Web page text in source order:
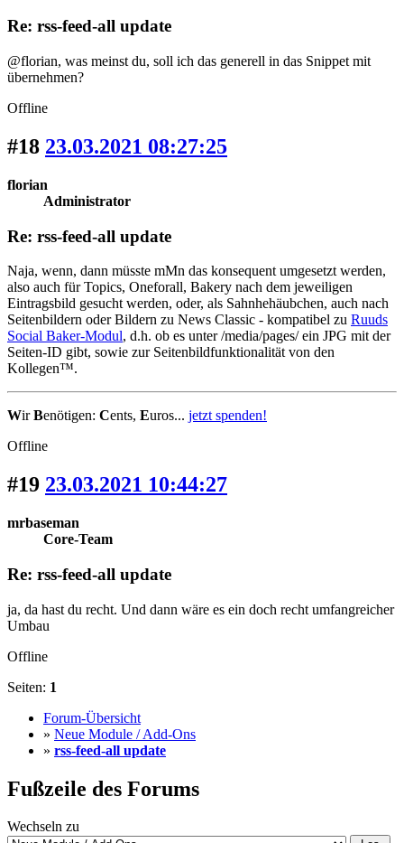
Re: rss-feed-all update
@florian, was meinst du, soll ich das generell in das Snippet mit
übernehmen?
Offline
#18 23.03.2021 08:27:25
florian
Administrator
Re: rss-feed-all update
Naja, wenn, dann müsste mMn das konsequent umgesetzt werden,
also auch für Topics, Oneforall, Bakery nach dem jeweiligen
Eintragsbild gesucht werden, oder, als Sahnhehäubchen, auch nach
Seitenbildern oder Bildern zu News Classic - kompatibel zu Ruuds
Social Baker-Modul, d.h. ob es unter /media/pages/ ein JPG mit der
Seiten-ID gibt, sowie zur Seitenbildfunktionalität von den
Kollegen™.
WirBenötigen: Cents, Euros... jetzt spenden!
Offline
#19 23.03.2021 10:44:27
mrbaseman
Core-Team
Re: rss-feed-all update
ja, da hast du recht. Und dann wäre es ein doch recht umfangreicher
Umbau
Offline
Seiten: 1
Forum-Übersicht
» Neue Module / Add-Ons
» rss-feed-all update
Fußzeile des Forums
Wechseln zu